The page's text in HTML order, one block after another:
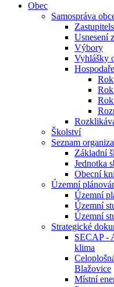
Obec
Samospráva
Usnesení
Výbory
Vyhlášky
Školství
Seznam
Základní
Jednotka
Obecní
Územní
Územní
Územní
Územní
Strategické
SECAP -
klima
Blažovice
Místní